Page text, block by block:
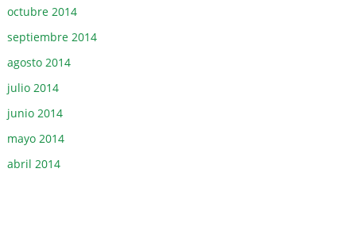
octubre 2014
septiembre 2014
agosto 2014
julio 2014
junio 2014
mayo 2014
abril 2014